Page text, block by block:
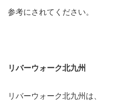
参考にされてください。
リバーウォーク北九州
リバーウォーク北九州は、